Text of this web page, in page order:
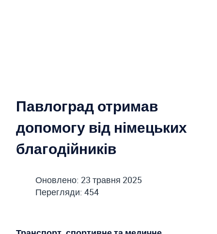
Павлоград отримав
допомогу від німецьких
благодійників
Оновлено: 23 травня 2025
Перегляди: 454